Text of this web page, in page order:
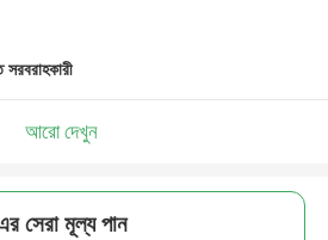
সরবরাহকারী
আরো দেখুন
সেরা মূল্য পান